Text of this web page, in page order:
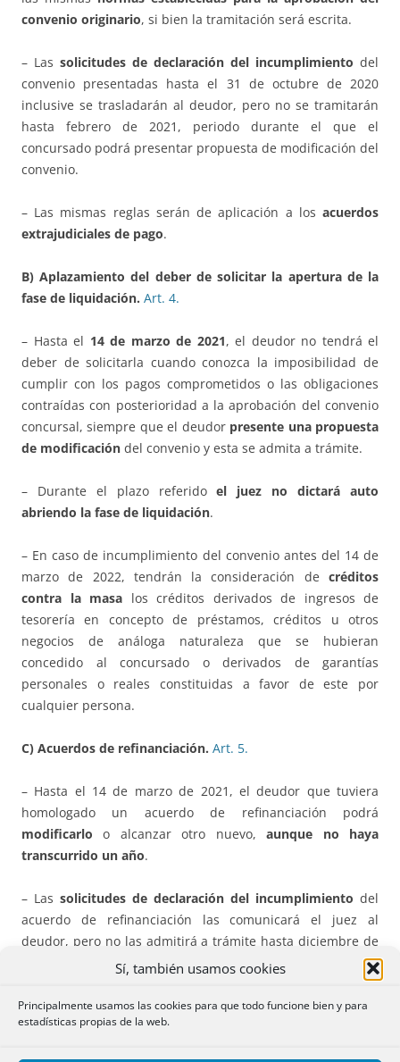
Sí, también usamos cookies
Principalmente usamos las cookies para que todo funcione bien y para
estadísticas propias de la web.
convenio originario, si bien la tramitación será escrita.
– Las solicitudes de declaración del incumplimiento del
convenio presentadas hasta el 31 de octubre de 2020
inclusive se trasladarán al deudor, pero no se tramitarán
hasta febrero de 2021, periodo durante el que el
concursado podrá presentar propuesta de modificación del
convenio.
– Las mismas reglas serán de aplicación a los acuerdos
extrajudiciales de pago.
B) Aplazamiento del deber de solicitar la apertura de la
fase de liquidación. Art. 4.
– Hasta el 14 de marzo de 2021, el deudor no tendrá el
deber de solicitarla cuando conozca la imposibilidad de
cumplir con los pagos comprometidos o las obligaciones
contraídas con posterioridad a la aprobación del convenio
concursal, siempre que el deudor presente una propuesta
de modificación del convenio y esta se admita a trámite.
– Durante el plazo referidoel juez no dictará auto
abriendo la fase de liquidación.
– En caso de incumplimiento del convenio antes del 14 de
marzo de 2022, tendrán la consideración de créditos
contra la masa los créditos derivados de ingresos de
tesorería en concepto de préstamos, créditos u otros
negocios de análoga naturaleza que se hubieran
concedido al concursado o derivados de garantías
personales o reales constituidas a favor de este por
cualquier persona.
C) Acuerdos de refinanciación. Art. 5.
– Hasta el 14 de marzo de 2021, el deudor que tuviera
homologado un acuerdo de refinanciación podrá
modificarlo o alcanzar otro nuevo,aunque no haya
transcurrido un año.
– Las solicitudes de declaración del incumplimiento del
acuerdo de refinanciación las comunicará el juez al
deudor, pero no las admitirá a trámite hasta diciembre de
2020. Mientras, el deudor podrá comunicar al juzgado que
ha iniciado o pretende iniciar negociaciones, lo que le
permite contar con tres meses para lograr el acuerdo, tras
los cuales el juez admitirá a trámite las solicitudes